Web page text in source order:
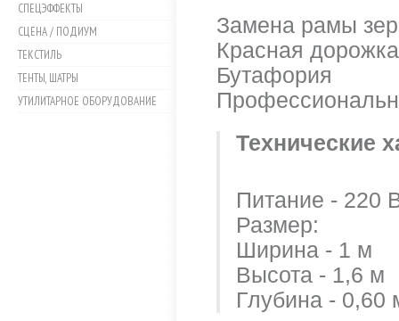
СПЕЦЭФФЕКТЫ
СЦЕНА / ПОДИУМ
ТЕКСТИЛЬ
ТЕНТЫ, ШАТРЫ
УТИЛИТАРНОЕ ОБОРУДОВАНИЕ
Замена рамы
Красная
Бутафория
Технические
Питание - 220
Размер:
Ширина - 1 м
Высота - 1,6 м
Глубина - 0,60